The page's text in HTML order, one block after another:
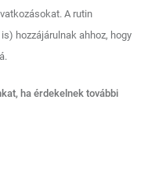
A rutin
hozzájárulnak ahhoz, hogy
ha érdekelnek további